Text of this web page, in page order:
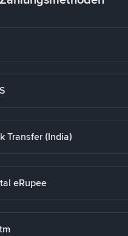
Transfer (India)
eRupee